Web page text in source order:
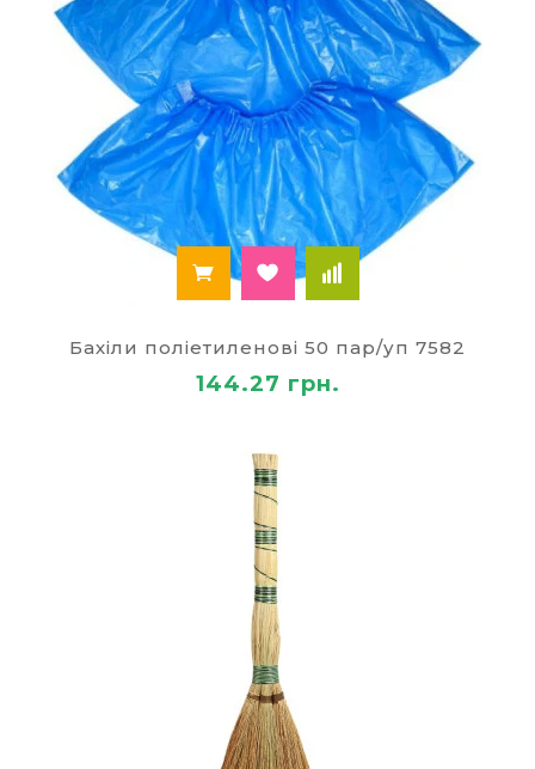
Бахіли поліетиленові 50 пар/уп 7582
144.27 грн.